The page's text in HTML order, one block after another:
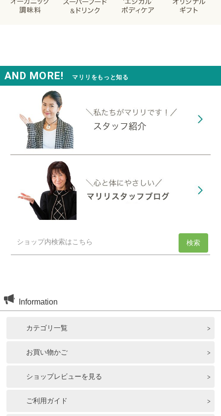
AND MORE! マリリをもっと知る
Information
カテゴリ一覧
お買い物かご
ショップレビューを見る
ご利用ガイド